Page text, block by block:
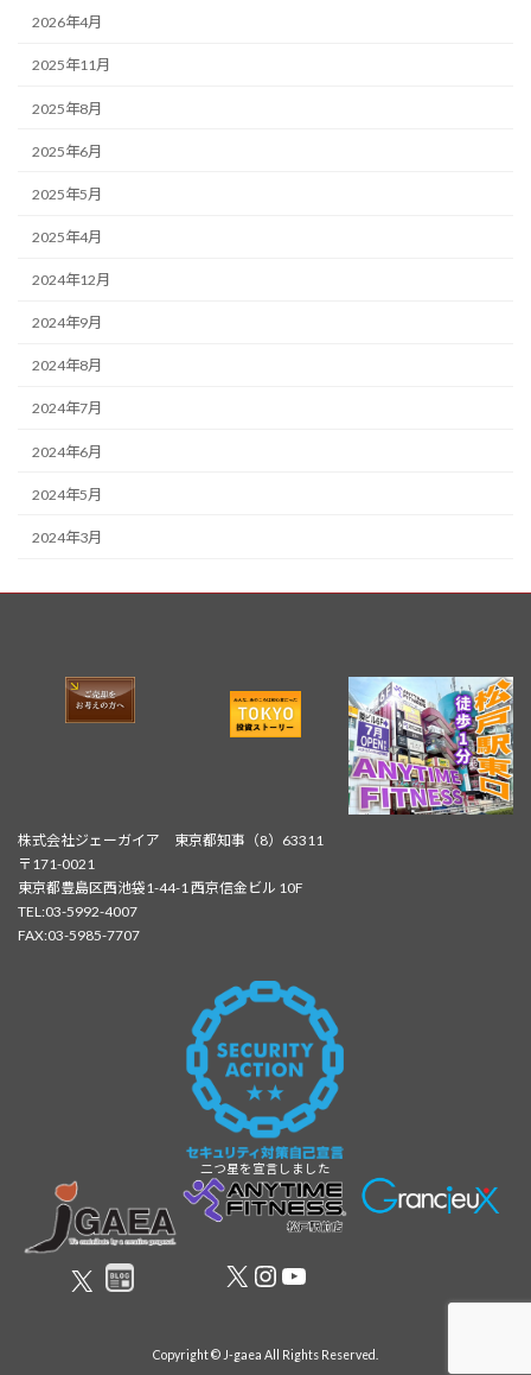
2026年4月
2025年11月
2025年8月
2025年6月
2025年5月
2025年4月
2024年12月
2024年9月
2024年8月
2024年7月
2024年6月
2024年5月
2024年3月
株式会社ジェーガイア 東京都知事（8）63311
〒171-0021
東京都豊島区西池袋1-44-1 西京信金ビル 10F
TEL:03-5992-4007
FAX:03-5985-7707
二つ星を宣言しました
X X Instagram
YouTube
Copyright © J-gaea All Rights Reserved.